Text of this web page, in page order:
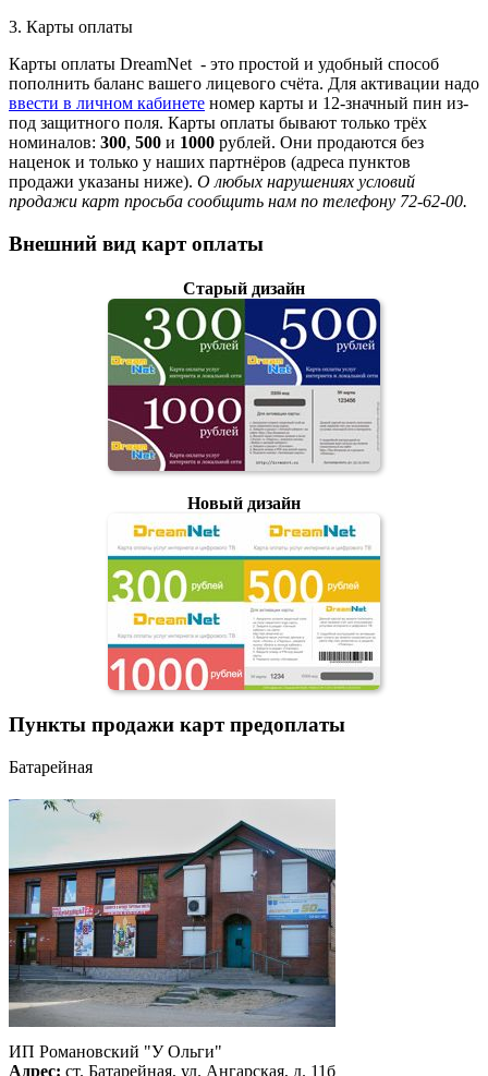
3. Карты оплаты
Карты оплаты DreamNet - это простой и удобный способ
пополнить баланс вашего лицевого счёта. Для активации надо
ввести в личном кабинете номер карты и 12-значный пин из-
под защитного поля. Карты оплаты бывают только трёх
номиналов: 300, 500 и 1000 рублей. Они продаются без
наценок и только у наших партнёров (адреса пунктов
продажи указаны ниже). О любых нарушениях условий
продажи карт просьба сообщить нам по телефону 72-62-00.
Внешний вид карт оплаты
Старый дизайн
Новый дизайн
Пункты продажи карт предоплаты
Батарейная
ИП Романовский "У Ольги"
Адрес: ст. Батарейная, ул. Ангарская, д. 11б